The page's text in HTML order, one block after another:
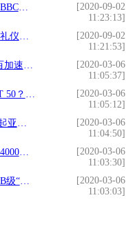
答案
[2020-09-02
11:23:13]
功课
[2020-09-02
11:21:53]
耗2.6L
[2020-03-06
11:05:37]
四门版
[2020-03-06
11:05:12]
进程
[2020-03-06
11:04:50]
心里话
[2020-03-06
11:03:30]
推荐
[2020-03-06
11:03:03]